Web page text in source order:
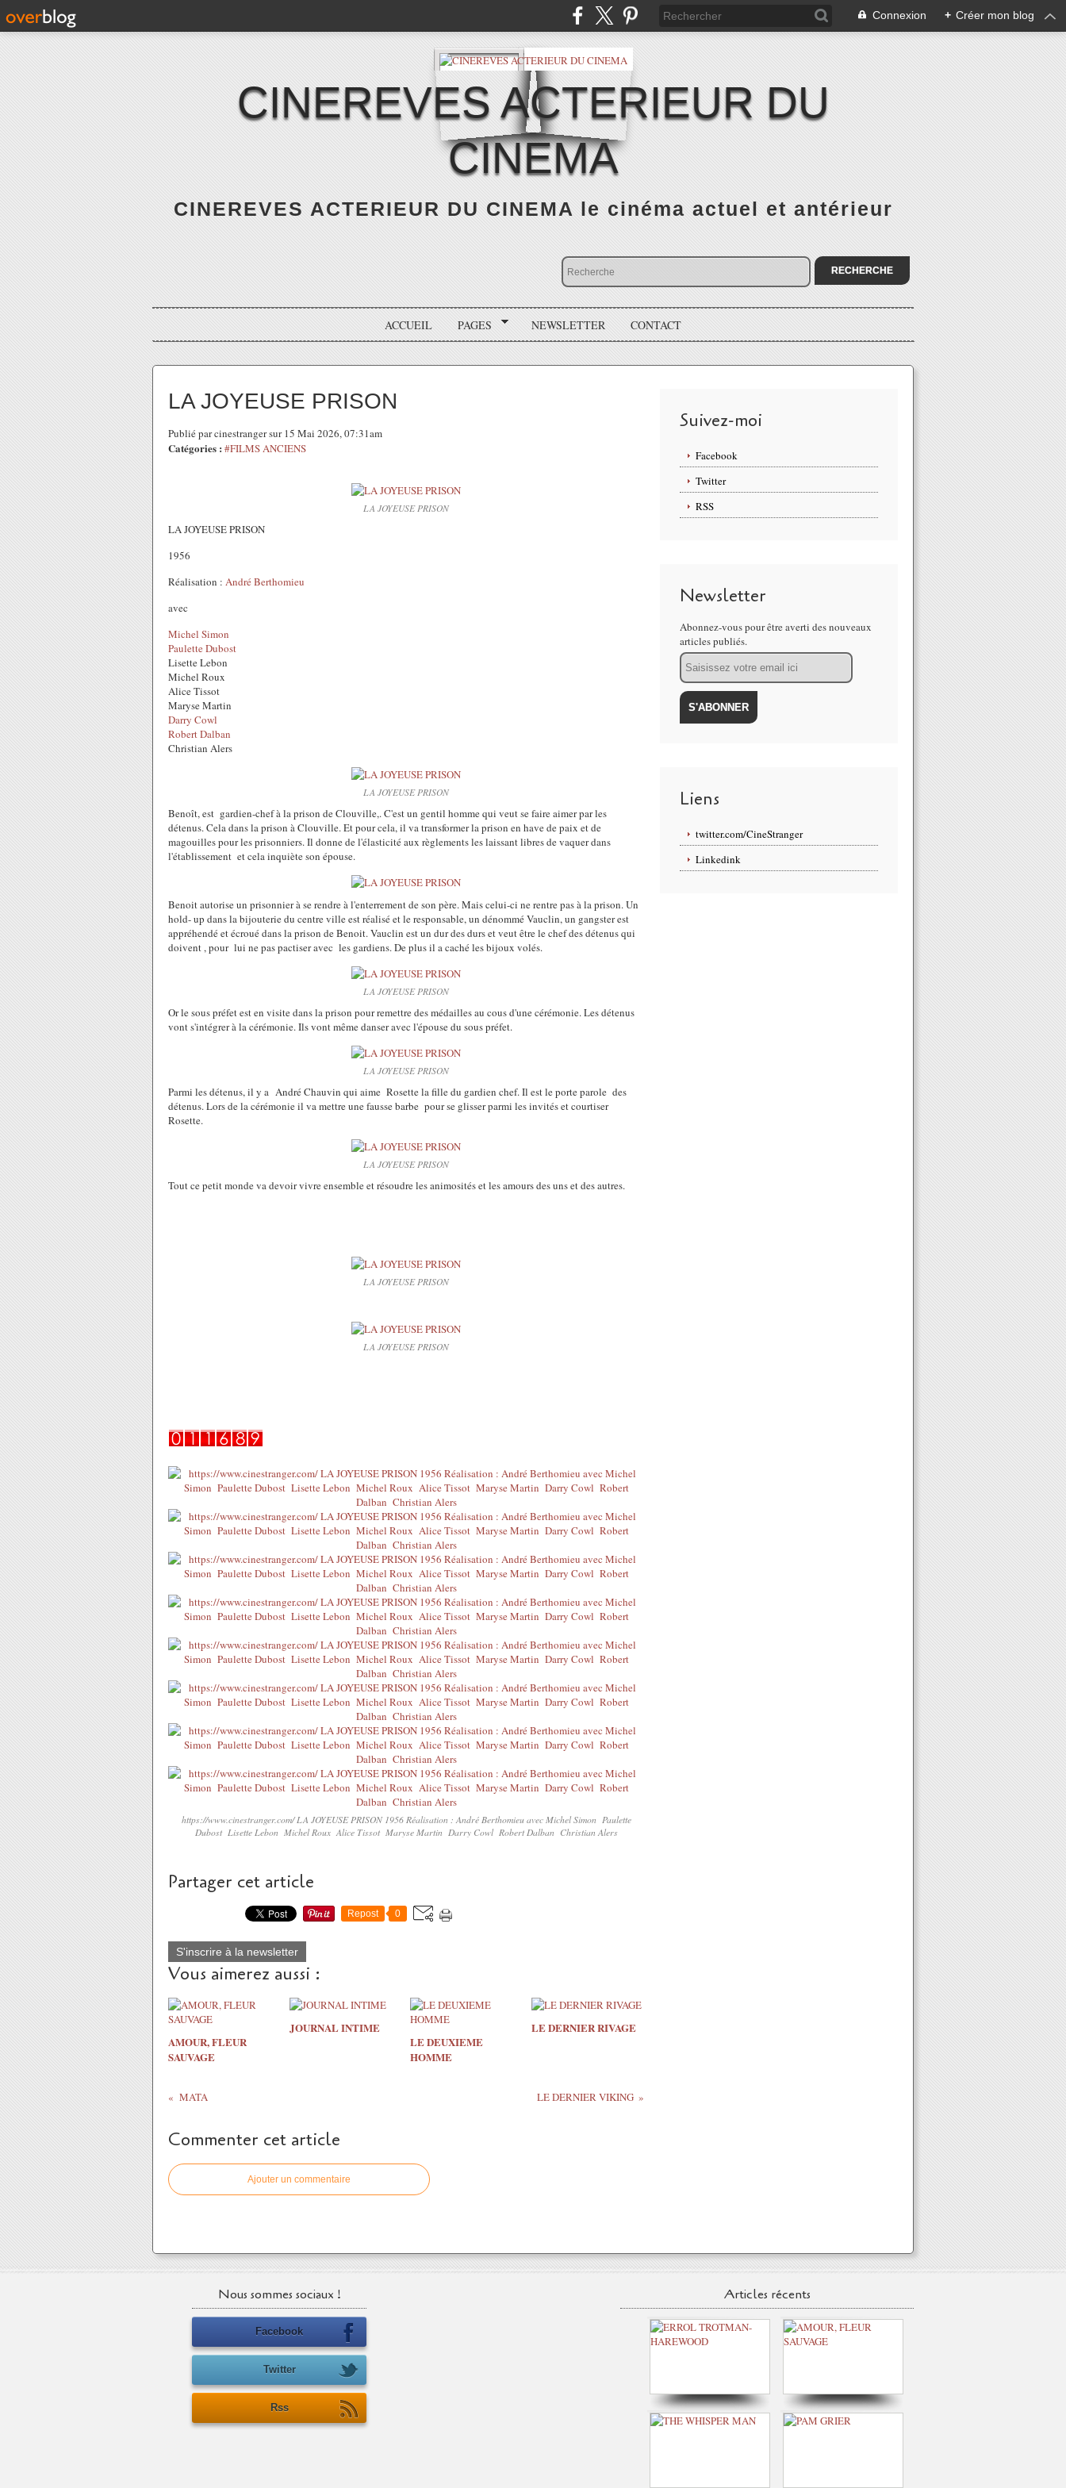
Connexion + Créer mon blog
CINEREVES ACTERIEUR DU
CINEMA
CINEREVES ACTERIEUR DU CINEMA le cinéma actuel et antérieur
ACCUEIL PAGES NEWSLETTER CONTACT
LA JOYEUSE PRISON
Publié par cinestranger sur 15 Mai 2026, 07:31am
Catégories : #FILMS ANCIENS
LA JOYEUSE PRISON
LA JOYEUSE PRISON
1956
Réalisation : André Berthomieu
avec
Michel Simon
Paulette Dubost
Lisette Lebon
Michel Roux
Alice Tissot
Maryse Martin
Darry Cowl
Robert Dalban
Christian Alers
LA JOYEUSE PRISON
Benoît, est gardien-chef à la prison de Clouville,. C'est un gentil homme qui veut se faire aimer par les
détenus. Cela dans la prison à Clouville. Et pour cela, il va transformer la prison en have de paix et de
magouilles pour les prisonniers. Il donne de l'élasticité aux règlements les laissant libres de vaquer dans
l'établissement et cela inquiète son épouse.
Benoit autorise un prisonnier à se rendre à l'enterrement de son père. Mais celui-ci ne rentre pas à la prison. Un
hold- up dans la bijouterie du centre ville est réalisé et le responsable, un dénommé Vauclin, un gangster est
appréhendé et écroué dans la prison de Benoit. Vauclin est un dur des durs et veut être le chef des détenus qui
doivent , pour lui ne pas pactiser avec les gardiens. De plus il a caché les bijoux volés.
LA JOYEUSE PRISON
Or le sous préfet est en visite dans la prison pour remettre des médailles au cous d'une cérémonie. Les détenus
vont s'intégrer à la cérémonie. Ils vont même danser avec l'épouse du sous préfet.
LA JOYEUSE PRISON
Parmi les détenus, il y a André Chauvin qui aime Rosette la fille du gardien chef. Il est le porte parole des
détenus. Lors de la cérémonie il va mettre une fausse barbe pour se glisser parmi les invités et courtiser
Rosette.
LA JOYEUSE PRISON
Tout ce petit monde va devoir vivre ensemble et résoudre les animosités et les amours des uns et des autres.
LA JOYEUSE PRISON
LA JOYEUSE PRISON
https://www.cinestranger.com/ LA JOYEUSE PRISON 1956 Réalisation : André Berthomieu avec Michel Simon Paulette
Dubost Lisette Lebon Michel Roux Alice Tissot Maryse Martin Darry Cowl Robert Dalban Christian Alers
Partager cet article
Repost 0
S'inscrire à la newsletter
Vous aimerez aussi :
AMOUR, FLEUR
SAUVAGE
JOURNAL INTIME
LE DEUXIEME
HOMME
LE DERNIER RIVAGE
MATA LE DERNIER VIKING
Commenter cet article
Ajouter un commentaire
Suivez-moi
Facebook
Twitter
RSS
Newsletter
Abonnez-vous pour être averti des nouveaux
articles publiés.
Email
Liens
twitter.com/CineStranger
Linkedink
Nous sommes sociaux !
Facebook
Twitter
Rss
Articles récents